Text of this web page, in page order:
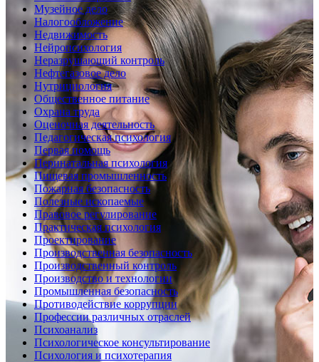
Музейное дело
Налогообложение
Недвижимость
Нейропсихология
Неразрушающий контроль
Нефтегазовое дело
Нутрициология
Общественное питание
Охрана труда
Оценочная деятельность
Педагогическая психология
Первая помощь
Перинатальная психология
Пищевая промышленность
Пожарная безопасность
Полезные ископаемые
Правовое регулирование
Практическая психология
Проектирование
Производственная безопасность
Производственный контроль
Производство и технологии
Промышленная безопасность
Противодействие коррупции
Профессии различных отраслей
Психоанализ
Психологическое консультирование
Психология и психотерапия